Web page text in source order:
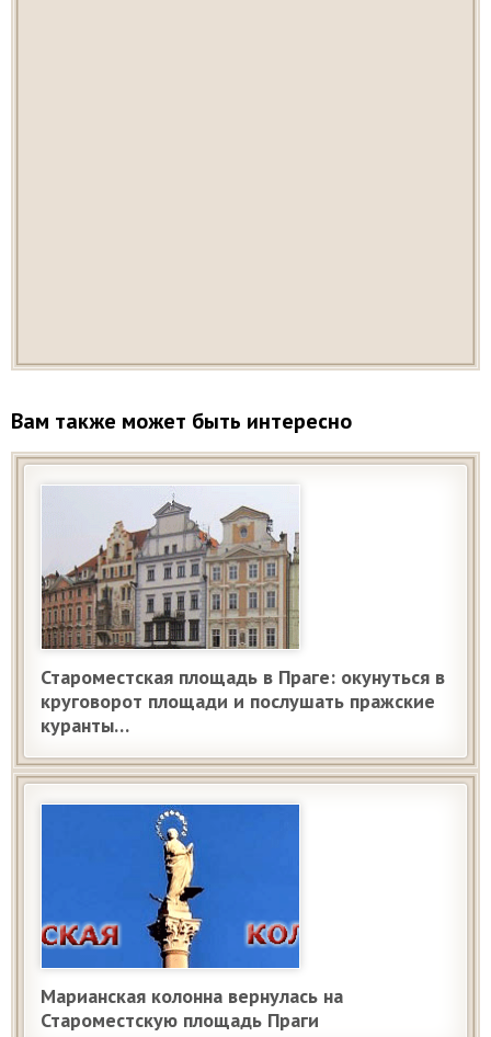
Вам также может быть интересно
Староместская площадь в Праге: окунуться в
круговорот площади и послушать пражские
куранты…
Марианская колонна вернулась на
Староместскую площадь Праги